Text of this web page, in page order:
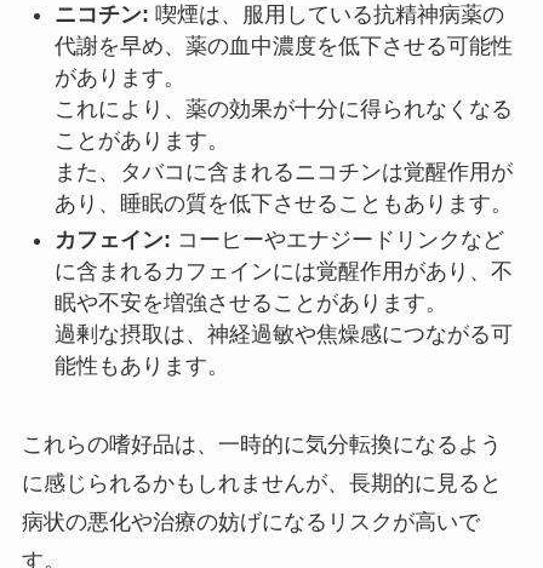
ニコチン: 喫煙は、服用している抗精神病薬の
代謝を早め、薬の血中濃度を低下させる可能性
があります。
これにより、薬の効果が十分に得られなくなる
ことがあります。
また、タバコに含まれるニコチンは覚醒作用が
あり、睡眠の質を低下させることもあります。
カフェイン: コーヒーやエナジードリンクなど
に含まれるカフェインには覚醒作用があり、不
眠や不安を増強させることがあります。
過剰な摂取は、神経過敏や焦燥感につながる可
能性もあります。
これらの嗜好品は、一時的に気分転換になるよう
に感じられるかもしれませんが、長期的に見ると
病状の悪化や治療の妨げになるリスクが高いで
す。